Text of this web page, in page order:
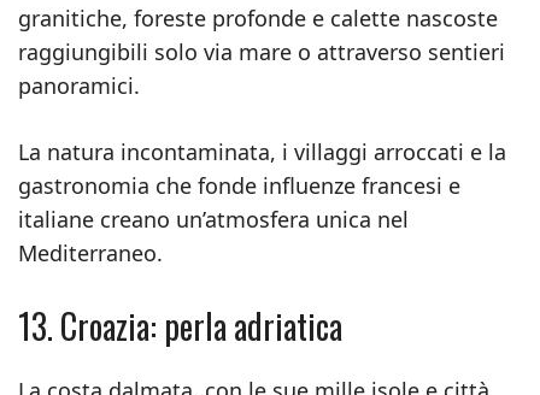
granitiche, foreste profonde e calette nascoste
raggiungibili solo via mare o attraverso sentieri
panoramici.
La natura incontaminata, i villaggi arroccati e la
gastronomia che fonde influenze francesi e
italiane creano un’atmosfera unica nel
Mediterraneo.
13. Croazia: perla adriatica